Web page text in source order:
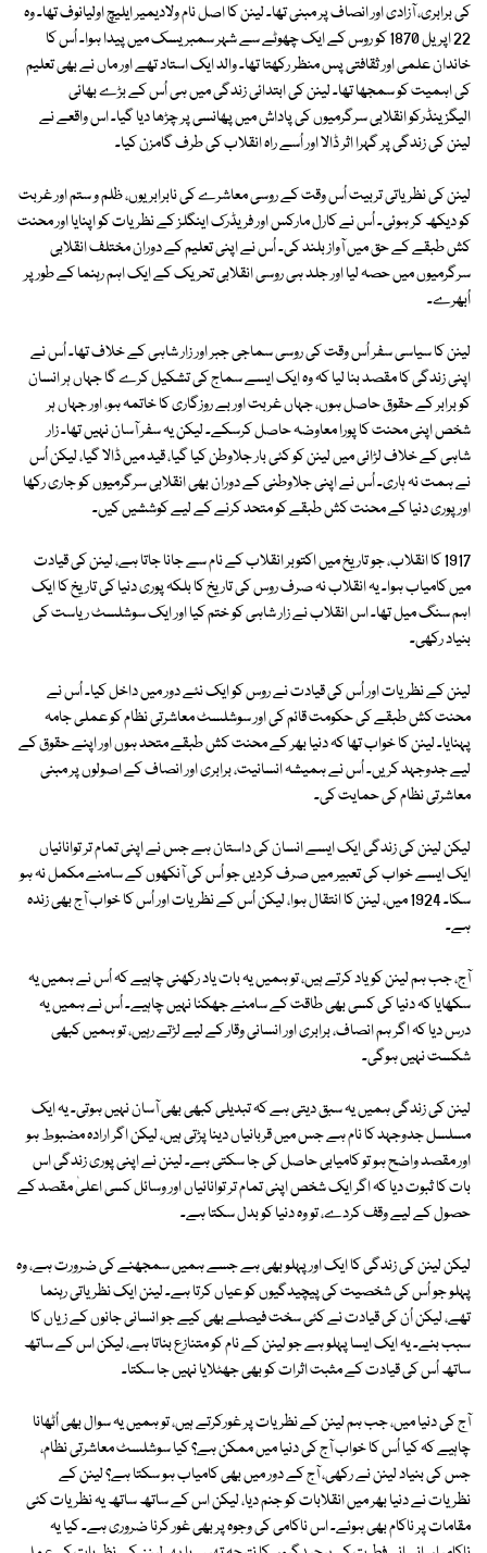
کی برابری، آزادی اور انصاف پر مبنی تھا۔ لینن کا اصل نام ولادیمیر ایلیچ اولیانوف تھا۔ وہ
22 اپریل 1870 کو روس کے ایک چھوٹے سے شہر سمبریسک میں پیدا ہوا۔ اُس کا
خاندان علمی اور ثقافتی پس منظر رکھتا تھا۔ والد ایک استاد تھے اور ماں نے بھی تعلیم
کی اہمیت کو سمجھا تھا۔ لینن کی ابتدائی زندگی میں ہی اُس کے بڑے بھائی
الیگزینڈرکو انقلابی سرگرمیوں کی پاداش میں پھانسی پر چڑھا دیا گیا۔ اس واقعے نے
لینن کی زندگی پر گہرا اثر ڈالا اور اُسے راہ انقلاب کی طرف گامزن کیا۔
لینن کی نظریاتی تربیت اُس وقت کے روسی معاشرے کی نابرابریوں، ظلم و ستم اور غربت
کو دیکھ کر ہوئی۔ اُس نے کارل مارکس اور فریڈرک اینگلز کے نظریات کو اپنایا اور محنت
کش طبقے کے حق میں آواز بلند کی۔ اُس نے اپنی تعلیم کے دوران مختلف انقلابی
سرگرمیوں میں حصہ لیا اور جلد ہی روسی انقلابی تحریک کے ایک اہم رہنما کے طور پر
اُبھرے۔
لینن کا سیاسی سفر اُس وقت کی روسی سماجی جبر اور زار شاہی کے خلاف تھا۔ اُس نے
اپنی زندگی کا مقصد بنا لیا کہ وہ ایک ایسے سماج کی تشکیل کرے گا جہاں ہر انسان
کو برابر کے حقوق حاصل ہوں، جہاں غربت اور بے روزگاری کا خاتمہ ہو، اور جہاں ہر
شخص اپنی محنت کا پورا معاوضہ حاصل کرسکے۔ لیکن یہ سفر آسان نہیں تھا۔ زار
شاہی کے خلاف لڑائی میں لینن کو کئی بار جلاوطن کیا گیا، قید میں ڈالا گیا، لیکن اُس
نے ہمت نہ ہاری۔ اُس نے اپنی جلاوطنی کے دوران بھی انقلابی سرگرمیوں کو جاری رکھا
اور پوری دنیا کے محنت کش طبقے کو متحد کرنے کے لیے کوششیں کیں۔
1917 کا انقلاب، جو تاریخ میں اکتوبر انقلاب کے نام سے جانا جاتا ہے، لینن کی قیادت
میں کامیاب ہوا۔ یہ انقلاب نہ صرف روس کی تاریخ کا بلکہ پوری دنیا کی تاریخ کا ایک
اہم سنگ میل تھا۔ اس انقلاب نے زار شاہی کو ختم کیا اور ایک سوشلسٹ ریاست کی
بنیاد رکھی۔
لینن کے نظریات اور اُس کی قیادت نے روس کو ایک نئے دور میں داخل کیا۔ اُس نے
محنت کش طبقے کی حکومت قائم کی اور سوشلسٹ معاشرتی نظام کو عملی جامہ
پہنایا۔ لینن کا خواب تھا کہ دنیا بھر کے محنت کش طبقے متحد ہوں اور اپنے حقوق کے
لیے جدوجہد کریں۔ اُس نے ہمیشہ انسانیت، برابری اور انصاف کے اصولوں پر مبنی
معاشرتی نظام کی حمایت کی۔
لیکن لینن کی زندگی ایک ایسے انسان کی داستان ہے جس نے اپنی تمام تر توانائیاں
ایک ایسے خواب کی تعبیر میں صرف کردیں جو اُس کی آنکھوں کے سامنے مکمل نہ ہو
سکا۔ 1924 میں، لینن کا انتقال ہوا، لیکن اُس کے نظریات اور اُس کا خواب آج بھی زندہ
ہے۔
آج، جب ہم لینن کو یاد کرتے ہیں، تو ہمیں یہ بات یاد رکھنی چاہیے کہ اُس نے ہمیں یہ
سکھایا کہ دنیا کی کسی بھی طاقت کے سامنے جھکنا نہیں چاہیے۔ اُس نے ہمیں یہ
درس دیا کہ اگر ہم انصاف، برابری اور انسانی وقار کے لیے لڑتے رہیں، تو ہمیں کبھی
شکست نہیں ہوگی۔
لینن کی زندگی ہمیں یہ سبق دیتی ہے کہ تبدیلی کبھی بھی آسان نہیں ہوتی۔ یہ ایک
مسلسل جدوجہد کا نام ہے جس میں قربانیاں دینا پڑتی ہیں، لیکن اگر ارادہ مضبوط ہو
اور مقصد واضح ہو تو کامیابی حاصل کی جا سکتی ہے۔ لینن نے اپنی پوری زندگی اس
بات کا ثبوت دیا کہ اگر ایک شخص اپنی تمام تر توانائیاں اور وسائل کسی اعلیٰ مقصد کے
حصول کے لیے وقف کردے، تو وہ دنیا کو بدل سکتا ہے۔
لیکن لینن کی زندگی کا ایک اور پہلو بھی ہے جسے ہمیں سمجھنے کی ضرورت ہے، وہ
پہلو جو اُس کی شخصیت کی پیچیدگیوں کو عیاں کرتا ہے۔ لینن ایک نظریاتی رہنما
تھے، لیکن اُن کی قیادت نے کئی سخت فیصلے بھی کیے جو انسانی جانوں کے زیاں کا
سبب بنے۔ یہ ایک ایسا پہلو ہے جو لینن کے نام کو متنازع بناتا ہے، لیکن اس کے ساتھ
ساتھ اُس کی قیادت کے مثبت اثرات کو بھی جھٹلایا نہیں جا سکتا۔
آج کی دنیا میں، جب ہم لینن کے نظریات پر غورکرتے ہیں، تو ہمیں یہ سوال بھی اُٹھانا
چاہیے کہ کیا اُس کا خواب آج کی دنیا میں ممکن ہے؟ کیا سوشلسٹ معاشرتی نظام،
جس کی بنیاد لینن نے رکھی، آج کے دور میں بھی کامیاب ہو سکتا ہے؟ لینن کے
نظریات نے دنیا بھر میں انقلابات کو جنم دیا، لیکن اس کے ساتھ ساتھ یہ نظریات کئی
مقامات پر ناکام بھی ہوئے۔ اس ناکامی کی وجوہ پر بھی غور کرنا ضروری ہے۔ کیا یہ